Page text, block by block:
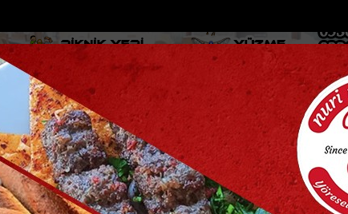
DOLAR 53.5186
GÜNDEM MAGAZİN KADIN-YAŞAM SPOR SAĞLIK
ulaşmaya çalışan... Mersinde tırın çarptığı araç
Yazarlar Web TV